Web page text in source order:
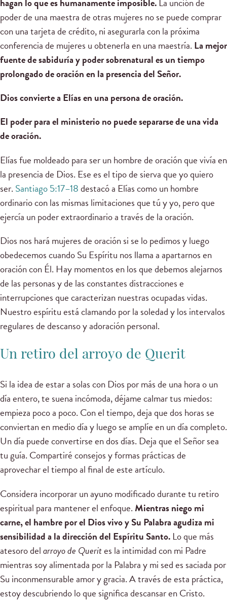
poder de una maestra de otras mujeres no se puede comprar
con una tarjeta de crédito, ni asegurarla con la próxima
conferencia de mujeres u obtenerla en una maestría. La mejor
fuente de sabiduría y poder sobrenatural es un tiempo
prolongado de oración en la presencia del Señor.
Dios convierte a Elías en una persona de oración.
El poder para el ministerio no puede separarse de una vida
de oración.
Elías fue moldeado para ser un hombre de oración que vivía en
la presencia de Dios. Ese es el tipo de sierva que yo quiero
ser. Santiago 5:17–18destacó a Elías como un hombre
ordinario con las mismas limitaciones que tú y yo, pero que
ejercía un poder extraordinario a través de la oración.
Dios nos hará mujeres de oración si se lo pedimos y luego
obedecemos cuando Su Espíritu nos llama a apartarnos en
oración con Él. Hay momentos en los que debemos alejarnos
de las personas y de las constantes distracciones e
interrupciones que caracterizan nuestras ocupadas vidas.
Nuestro espíritu está clamando por la soledad y los intervalos
regulares de descanso y adoración personal.
Un retiro del arroyo de Querit
Si la idea de estar a solas con Dios por más de una hora o un
día entero, te suena incómoda, déjame calmar tus miedos:
empieza poco a poco. Con el tiempo, deja que dos horas se
conviertan en medio día y luego se amplíe en un día completo.
Un día puede convertirse en dos días. Deja que el Señor sea
tu guía. Compartiré consejos y formas prácticas de
aprovechar el tiempo al final de este artículo.
Considera incorporar un ayuno modificado durante tu retiro
espiritual para mantener el enfoque. Mientras niego mi
carne, el hambre por el Dios vivo y Su Palabra agudiza mi
sensibilidad a la dirección del Espíritu Santo. Lo que más
atesoro delarroyo de Querites la intimidad con mi Padre
mientras soy alimentada por la Palabra y mi sed es saciada por
Su inconmensurable amor y gracia. A través de esta práctica,
estoy descubriendo lo que significa descansar en Cristo.